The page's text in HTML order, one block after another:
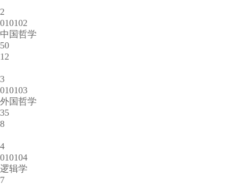
2
010102
中国哲学
50
12
3
010103
外国哲学
35
8
4
010104
逻辑学
7